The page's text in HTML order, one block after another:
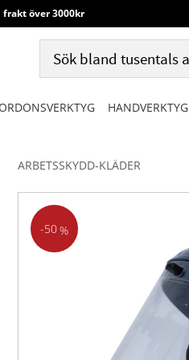
frakt över 3000kr
HANDVERKTYG
ARBETSSKYDD-KLÄDER
50%